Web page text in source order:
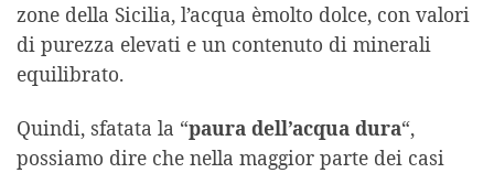
zone della Sicilia, l’acqua èmolto dolce, con valori
di purezza elevati e un contenuto di minerali
equilibrato.
Quindi, sfatata la “paura dell’acqua dura“,
possiamo dire che nella maggior parte dei casi